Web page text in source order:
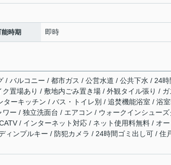
能時期 即時
/ バルコニー / 都市ガス / 公営水道 / 公共下水 / 24時
置場あり / 敷地内ごみ置き場 / 外観タイル張り / ガ
ーキッチン / バス・トイレ別 / 追焚機能浴室 / 浴
ー / 独立洗面台 / エアコン / ウォークインシューズ
/ インターネット対応 / ネット使用料無料 / オー
ィンプルキー / 防犯カメラ / 24時間ゴミ出し可 / 住